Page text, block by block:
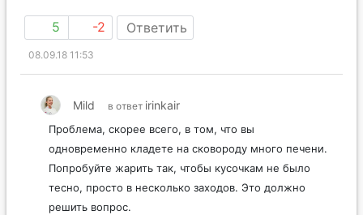
5 -2 Ответить
08.09.18 11:53
Mild в ответ irinkair
Проблема, скорее всего, в том, что вы
одновременно кладете на сковороду много печени.
Попробуйте жарить так, чтобы кусочкам не было
тесно, просто в несколько заходов. Это должно
решить вопрос.